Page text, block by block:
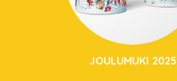
JOULUMUKI 2025